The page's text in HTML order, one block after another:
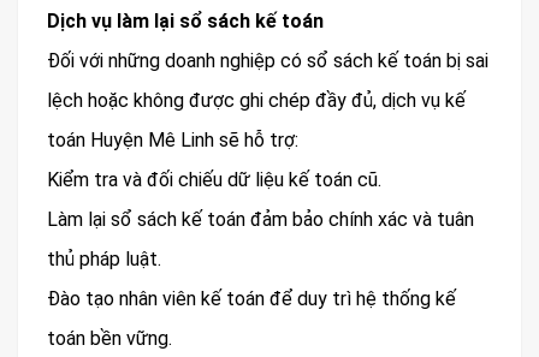
Dịch vụ làm lại sổ sách kế toán
Đối với những doanh nghiệp có sổ sách kế toán bị sai
lệch hoặc không được ghi chép đầy đủ, dịch vụ kế
toán Huyện Mê Linh sẽ hỗ trợ:
Kiểm tra và đối chiếu dữ liệu kế toán cũ.
Làm lại sổ sách kế toán đảm bảo chính xác và tuân
thủ pháp luật.
Đào tạo nhân viên kế toán để duy trì hệ thống kế
toán bền vững.